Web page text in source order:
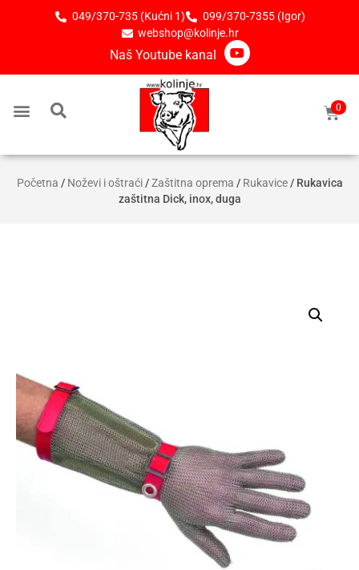
049/370-735 (Kućni 1)
099/370-7355 (Igor)
webshop@kolinje.hr
Naš Youtube kanal
0
Početna / Noževi i oštraći/Zaštitna oprema / Rukavice/ Rukavica
zaštitna Dick, inox, duga